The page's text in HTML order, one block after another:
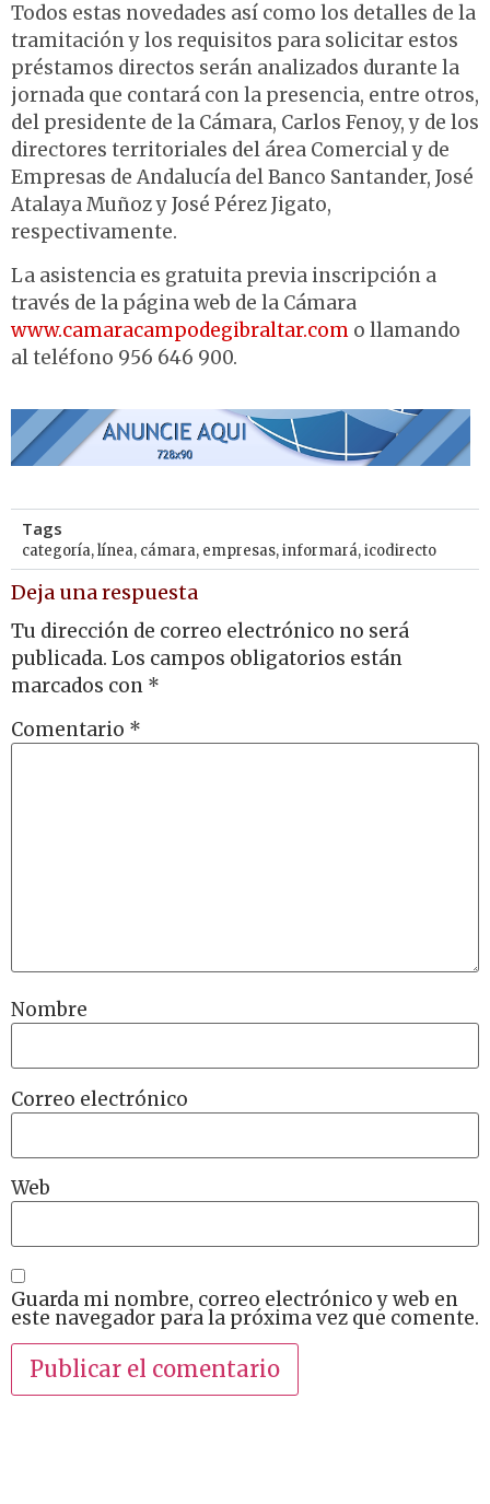
Todos estas novedades así como los detalles de la
tramitación y los requisitos para solicitar estos
préstamos directos serán analizados durante la
jornada que contará con la presencia, entre otros,
del presidente de la Cámara, Carlos Fenoy, y de los
directores territoriales del área Comercial y de
Empresas de Andalucía del Banco Santander, José
Atalaya Muñoz y José Pérez Jigato,
respectivamente.
La asistencia es gratuita previa inscripción a
través de la página web de la Cámara
www.camaracampodegibraltar.com o llamando
al teléfono 956 646 900.
Tags
categoría,línea, cámara, empresas,informará,icodirecto
Deja una respuesta
Tu dirección de correo electrónico no será
publicada. Los campos obligatorios están
marcados con *
Comentario *
Nombre
Correo electrónico
Web
Guarda mi nombre, correo electrónico y web en
este navegador para la próxima vez que comente.